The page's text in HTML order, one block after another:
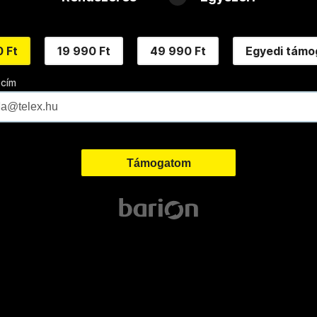
Ft 19 990 Ft 49 990 Ft Egyedi